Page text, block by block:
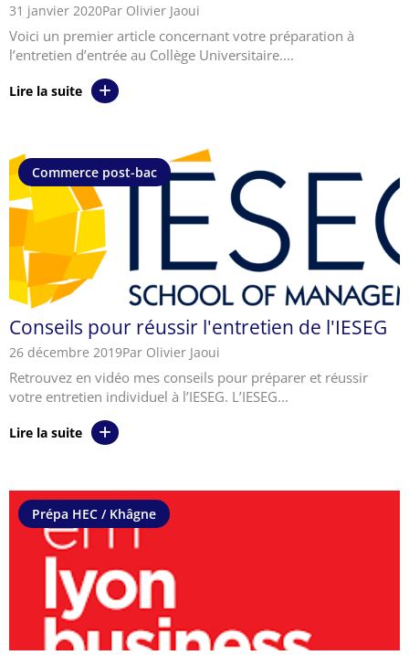
Voici un premier article concernant votre préparation à
l’entretien d’entrée au Collège Universitaire....
31 janvier 2020Par Olivier Jaoui
Lire la suite
Commerce post-bac
Conseils pour réussir l'entretien de l'IESEG
Retrouvez en vidéo mes conseils pour préparer et réussir
votre entretien individuel à l’IESEG. L’IESEG...
26 décembre 2019Par Olivier Jaoui
Lire la suite
Prépa HEC / Khâgne